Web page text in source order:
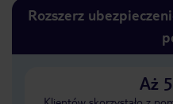
Rozszerz
Aż